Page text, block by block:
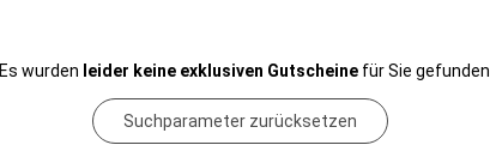
Es wurden leider keine exklusiven Gutscheinefür Sie gefunden.
Suchparameter zurücksetzen